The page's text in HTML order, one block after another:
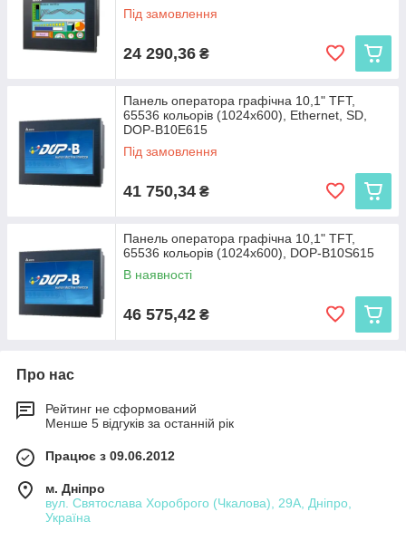
Під замовлення
24 290,36 ₴
Панель оператора графічна 10,1" TFT,
65536 кольорів (1024x600), Ethernet, SD,
DOP-B10E615
Під замовлення
41 750,34 ₴
Панель оператора графічна 10,1" TFT,
65536 кольорів (1024x600), DOP-B10S615
В наявності
46 575,42 ₴
Про нас
Рейтинг не сформований
Менше 5 відгуків за останній рік
Працює з 09.06.2012
м. Дніпро
вул. Святослава Хороброго (Чкалова), 29А, Дніпро,
Україна